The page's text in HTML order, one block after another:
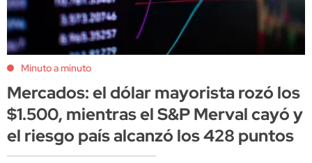
Minuto a minuto
Mercados: el dólar mayorista rozó los
$1.500, mientras el S&P Merval cayó y
el riesgo país alcanzó los 428 puntos